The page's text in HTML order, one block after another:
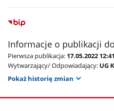
Informacje o publikacji
Pierwsza publikacja: 17.05.2022
Wytwarzający/ Odpowiadający: UG
Pokaż historię zmian